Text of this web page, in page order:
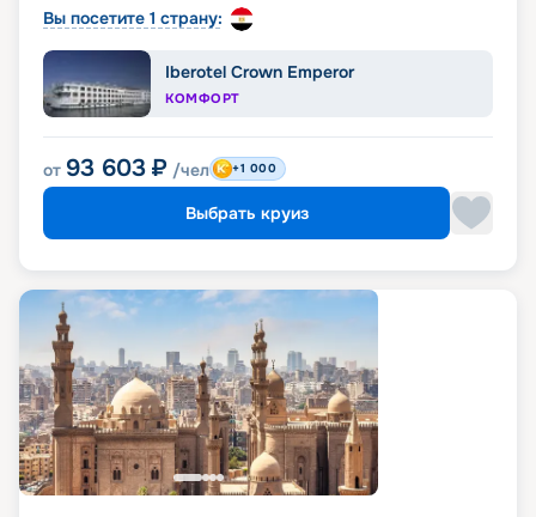
Вы посетите 1 страну:
Iberotel Crown Emperor
КОМФОРТ
от 93 603 ₽ /чел +1 000
Выбрать круиз